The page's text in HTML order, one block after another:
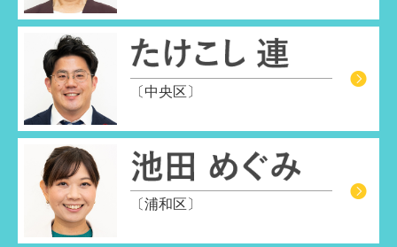
〔中央区〕
〔浦和区〕